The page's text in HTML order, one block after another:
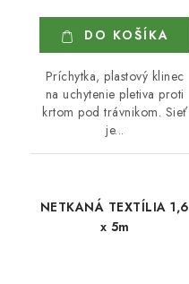
DO KOŠÍKA
Príchytka, plastový klinec
na uchytenie pletiva proti
krtom pod trávnikom. Sieť
je...
NETKANÁ TEXTÍLIA 1,6
x 5m